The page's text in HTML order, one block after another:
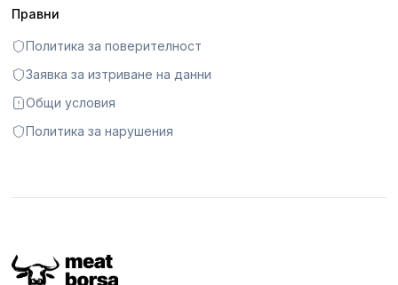
Правни
Политика за поверителност
Заявка за изтриване на данни
Общи условия
Политика за нарушения